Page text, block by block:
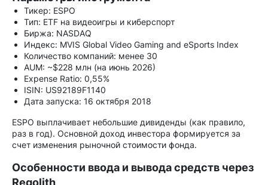
Тикер: ESPO
Тип: ETF на видеоигры и киберспорт
Биржа: NASDAQ
Индекс: MVIS Global Video Gaming and eSports Index
Количество компаний: менее 30
AUM: ~$228 млн (на июнь 2026)
Expense Ratio: 0,55%
ISIN: US92189F1140
Дата запуска: 16 октября 2018
ESPO выплачивает небольшие дивиденды (как правило,
раз в год). Основной доход инвестора формируется за
счет изменения рыночной стоимости фонда.
Особенности ввода и вывода средств через
Regolith